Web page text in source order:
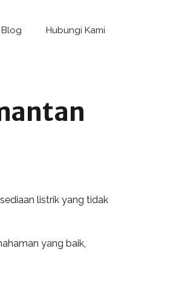
Blog Hubungi Kami
listrik yang tidak
yang baik,